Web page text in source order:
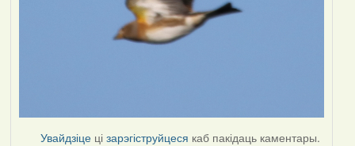
Увайдзіце цізарэгіструйцеся каб пакідаць каментары.